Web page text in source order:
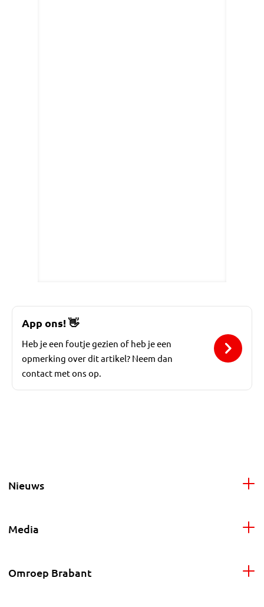
App ons!👋
Heb je een foutje gezien of heb je een
opmerking over dit artikel? Neem dan
contact met ons op.
Nieuws
Media
Omroep Brabant